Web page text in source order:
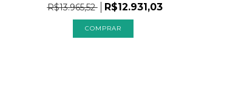
R$13.965,52 R$12.931,03